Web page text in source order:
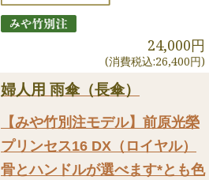
24,000円
(消費税込:26,400円)
婦人用 雨傘（長傘）
【みや竹別注モデル】前原光榮
プリンセス16 DX（ロイヤル）
骨とハンドルが選べます*とも色